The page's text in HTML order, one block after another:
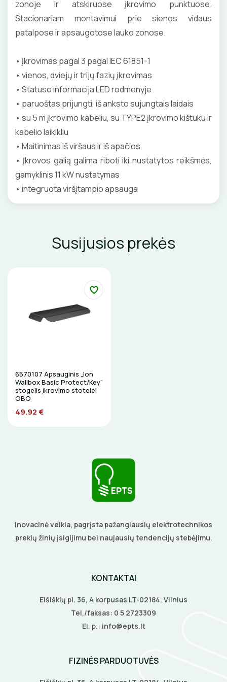
MATAVIMO ĮRANKIAI
PIRŠTINĖS
CHEMIJA
DAIKTADĖŽĖS
PRATRAUKIKLIAI
BŪGNAI KABELIŲ VYNIOJIMUI
GULSČIUKAI
PJOVIMO ĮRANKIAI
ELEKTRINIAI ĮRANKIAI
Izoliacinės plokštės
Šildytuvai
Termostatai
Radiatorių termostatai
Izoliacinės plokštės
apledėjimo
Laiptų ir įvažiavimų apsauga nuo apledėjimo
zonoje ir atskiruose įkrovimo punktuose.
Stacionariam montavimui prie sienos vidaus
patalpose ir apsaugotose lauko zonose.
• Įkrovimas pagal 3 pagal IEC 61851-1
• vienos, dviejų ir trijų fazių įkrovimas
• Statuso informacija LED rodmenyje
• paruoštas prijungti, iš anksto sujungtais laidais
• su 5 m įkrovimo kabeliu, su TYPE2 įkrovimo kištuku ir
kabelio laikikliu
• Maitinimas iš viršaus ir iš apačios
• Įkrovos galią galima riboti iki nustatytos reikšmės,
gamyklinis 11 kW nustatymas
• integruota viršįtampio apsauga
Susijusios prekės
6570107 Apsauginis „Ion
Wallbox Basic Protect/Key“
stogelis įkrovimo stotelei
OBO
49.92 €
Inovacinė veikla, pagrįsta pažangiausių elektrotechnikos
prekių žinių įsigijimu bei naujausių tendencijų stebėjimu.
KONTAKTAI
Eišiškių pl. 36, A korpusas LT-02184, Vilnius
Tel./faksas: 0 5 2723309
El. p.: info@epts.lt
FIZINĖS PARDUOTUVĖS